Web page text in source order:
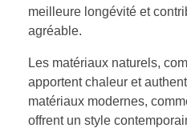
meilleure longévité et
agréable.
Les matériaux naturels,
apportent chaleur et
matériaux modernes,
offrent un style